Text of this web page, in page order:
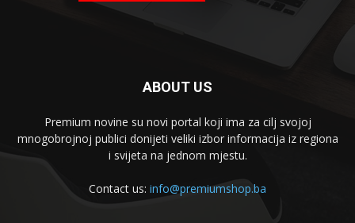
ABOUT US
Premium novine su novi portal koji ima za cilj svojoj
mnogobrojnoj publici donijeti veliki izbor informacija iz regiona
i svijeta na jednom mjestu.
Contact us: info@premiumshop.ba